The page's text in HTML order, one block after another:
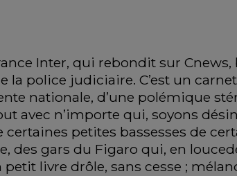
Inter, qui rebondit sur
la police judiciaire. C’est un
nationale, d’une polémique
avec n’importe qui, soyons
petites bassesses de
des gars du Figaro qui, en
livre drôle, sans cesse ;